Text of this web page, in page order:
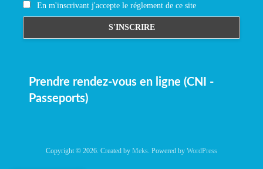
En m'inscrivant j'accepte le réglement de ce site
Prendre rendez-vous en ligne (CNI -
Passeports)
Copyright © 2026. Created by Meks . Powered by WordPress